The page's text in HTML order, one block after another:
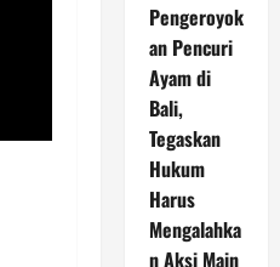
Pengeroyok
an Pencuri
Ayam di
Bali,
Tegaskan
Hukum
Harus
Mengalahka
n Aksi Main